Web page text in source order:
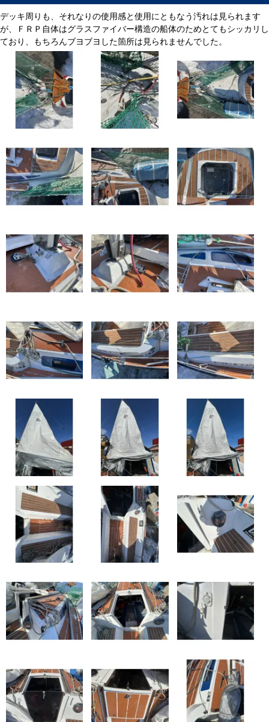
デッキ周りも、それなりの使用感と使用にともなう汚れは見られます
が、ＦＲＰ自体はグラスファイバー構造の船体のためとてもシッカリし
ており、もちろんブヨブヨした箇所は見られませんでした。